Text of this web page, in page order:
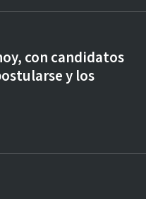
con candidatos
y los